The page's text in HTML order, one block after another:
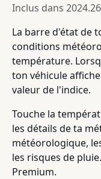
Inclus dans
La barre d'état de
conditions
température.
ton véhicule
valeur de l'indice.
Touche la
les détails de ta
météorologique,
les risques de
Premium.